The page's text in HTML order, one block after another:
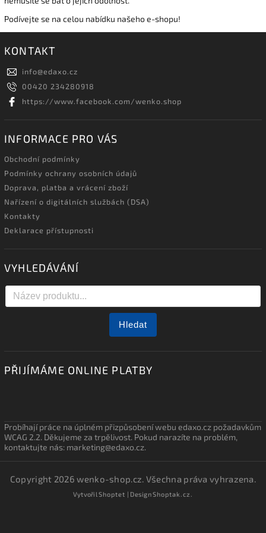
Podívejte se na celou nabídku našeho e-shopu!
KONTAKT
info@edaxo.cz
00420 234280918
https://www.facebook.com/wenko.shop
INFORMACE PRO VÁS
Obchodní podmínky
Podmínky ochrany osobních údajů
Doprava, platba a vrácení zboží
Nařízení o digitálních službách (DSA)
Kontakty
Deklarace přístupnosti
VYHLEDÁVÁNÍ
Hledat
PŘIJÍMÁME ONLINE PLATBY
Probíhají práce na úplném přizpůsobení webu edaxo.cz požadavkům
WCAG 2.2. Děkujeme za trpělivost. Pokud narazíte na problém,
kontaktujte nás: marketing@edaxo.cz.
Copyright 2026wenko-shop.cz. Všechna práva vyhrazena.
VytvořilShoptet | DesignShoptak.cz.